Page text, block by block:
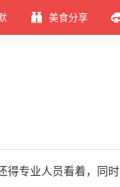
美食分享
得专业人员看着，同时